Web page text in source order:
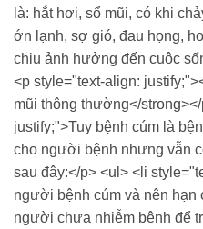
là: hắt hơi, sổ mũi, có khi
ớn lạnh, sợ gió, đau họng,
chịu ảnh hưởng đến cuộc
<p style="text-align:
mũi thông thường</
justify;">Tuy bệnh cúm là
cho người bệnh nhưng vẫn
sau đây:</p> <ul> <li
người bệnh cúm và nên
người chưa nhiễm bệnh để